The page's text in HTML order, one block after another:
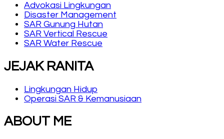
Advokasi Lingkungan
Disaster Management
SAR Gunung Hutan
SAR Vertical Rescue
SAR Water Rescue
JEJAK RANITA
Lingkungan Hidup
Operasi SAR & Kemanusiaan
ABOUT ME